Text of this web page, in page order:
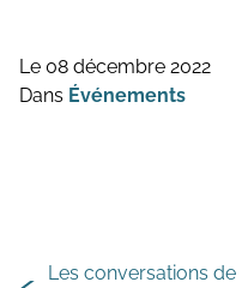
Le 08 décembre 2022
Dans Événements
Les conversations de